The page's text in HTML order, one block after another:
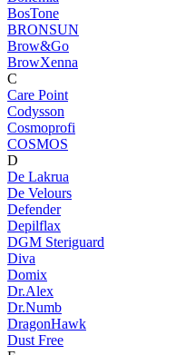
BosTone
BRONSUN
Brow&Go
BrowXenna
C
Care Point
Codysson
Cosmoprofi
COSMOS
D
De Lakrua
De Velours
Defender
Depilflax
DGM Steriguard
Diva
Domix
Dr.Alex
Dr.Numb
DragonHawk
Dust Free